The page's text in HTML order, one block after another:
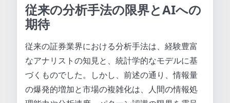
従来の分析手法の限界とAIへの
期待
従来の証券業界における分析手法は、経験豊富
なアナリストの知見と、統計学的なモデルに基
づくものでした。しかし、前述の通り、情報量
の爆発的増加と市場の複雑化は、人間の情報処